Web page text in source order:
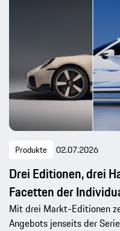
Produkte 02.07.2026
Drei Editionen, drei
Facetten der
Mit drei Markt-Editionen
Angebots jenseits der